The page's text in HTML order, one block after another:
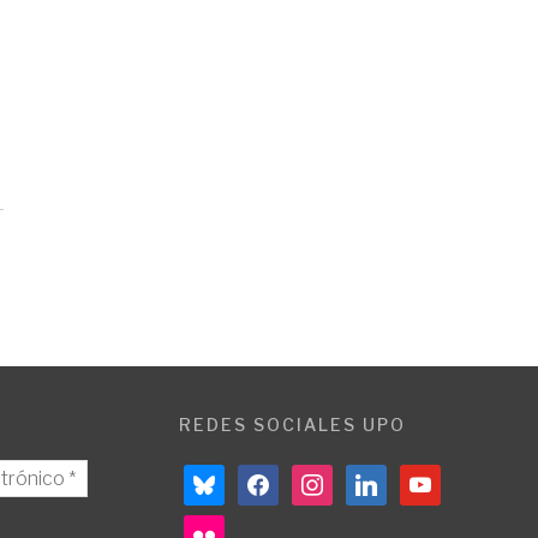
REDES SOCIALES UPO
blueskyfacebookinstagramlinkedin youtube
flickr